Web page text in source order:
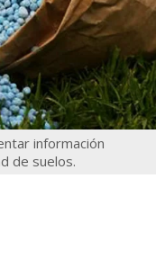
información
de suelos.